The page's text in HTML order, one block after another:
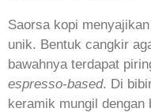
Saorsa kopi
unik. Bentuk cangkir
bawahnya terdapat
espresso-based. Di
keramik mungil dengan